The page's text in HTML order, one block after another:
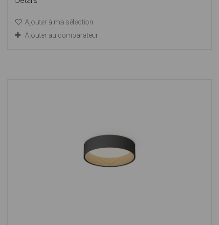
Ajouter à ma sélection
Ajouter au comparateur